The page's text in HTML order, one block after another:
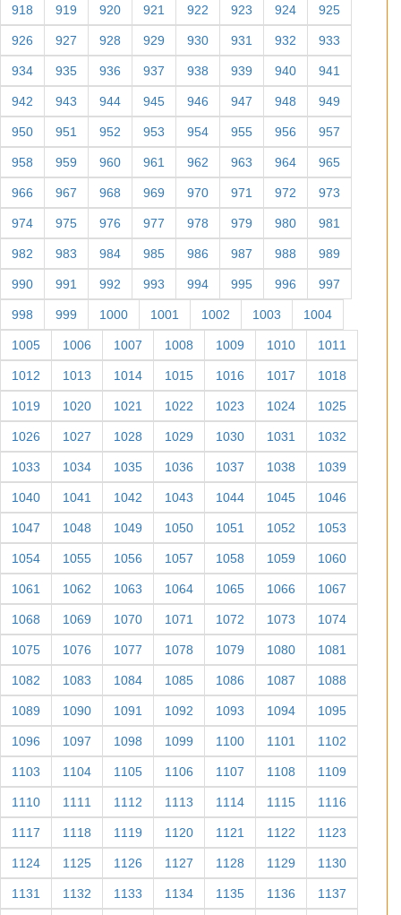
918 919 920 921 922 923 924 925
926 927 928 929 930 931 932 933
934 935 936 937 938 939 940 941
942 943 944 945 946 947 948 949
950 951 952 953 954 955 956 957
958 959 960 961 962 963 964 965
966 967 968 969 970 971 972 973
974 975 976 977 978 979 980 981
982 983 984 985 986 987 988 989
990 991 992 993 994 995 996 997
998 999 1000 1001 1002 1003 1004
1005 1006 1007 1008 1009 1010 1011
1012 1013 1014 1015 1016 1017 1018
1019 1020 1021 1022 1023 1024 1025
1026 1027 1028 1029 1030 1031 1032
1033 1034 1035 1036 1037 1038 1039
1040 1041 1042 1043 1044 1045 1046
1047 1048 1049 1050 1051 1052 1053
1054 1055 1056 1057 1058 1059 1060
1061 1062 1063 1064 1065 1066 1067
1068 1069 1070 1071 1072 1073 1074
1075 1076 1077 1078 1079 1080 1081
1082 1083 1084 1085 1086 1087 1088
1089 1090 1091 1092 1093 1094 1095
1096 1097 1098 1099 1100 1101 1102
1103 1104 1105 1106 1107 1108 1109
1110 1111 1112 1113 1114 1115 1116
1117 1118 1119 1120 1121 1122 1123
1124 1125 1126 1127 1128 1129 1130
1131 1132 1133 1134 1135 1136 1137